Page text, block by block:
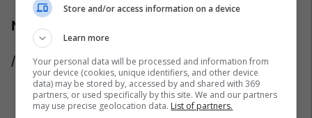
Ndryshuesi i lojës
/ Telegrafi/
Store and/or access information on a device
Learn more
Your personal data will be processed and information from
your device (cookies, unique identifiers, and other device
data) may be stored by, accessed by and shared with 369
partners, or used specifically by this site. We and our partners
may use precise geolocation data. List of partners.